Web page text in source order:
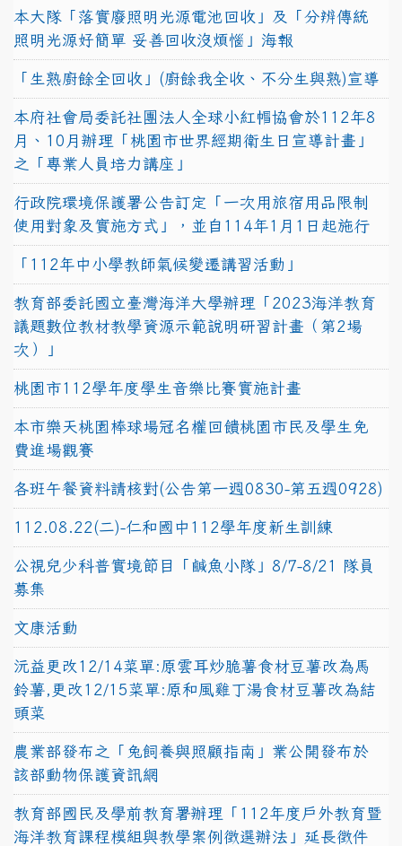
本大隊「落實廢照明光源電池回收」及「分辨傳統
照明光源好簡單 妥善回收沒煩惱」海報
「生熟廚餘全回收」(廚餘我全收、不分生與熟)宣導
本府社會局委託社團法人全球小紅帽協會於112年8
月、10月辦理「桃園市世界經期衛生日宣導計畫」
之「專業人員培力講座」
行政院環境保護署公告訂定「一次用旅宿用品限制
使用對象及實施方式」，並自114年1月1日起施行
「112年中小學教師氣候變遷講習活動」
教育部委託國立臺灣海洋大學辦理「2023海洋教育
議題數位教材教學資源示範說明研習計畫（第2場
次）」
桃園市112學年度學生音樂比賽實施計畫
本市樂天桃園棒球場冠名權回饋桃園市民及學生免
費進場觀賽
各班午餐資料請核對(公告第一週0830-第五週0928)
112.08.22(二)-仁和國中112學年度新生訓練
公視兒少科普實境節目「鹹魚小隊」8/7-8/21 隊員
募集
文康活動
沅益更改12/14菜單:原雲耳炒脆薯食材豆薯改為馬
鈴薯,更改12/15菜單:原和風雞丁湯食材豆薯改為結
頭菜
農業部發布之「兔飼養與照顧指南」業公開發布於
該部動物保護資訊網
教育部國民及學前教育署辦理「112年度戶外教育暨
海洋教育課程模組與教學案例徵選辦法」延長徵件